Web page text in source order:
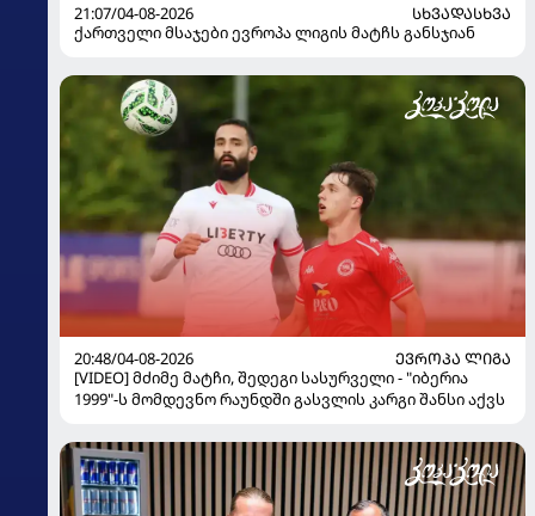
21:07/04-08-2026
ᲡᲮᲕᲐᲓᲐᲡᲮᲕᲐ
ქართველი მსაჯები ევროპა ლიგის მატჩს განსჯიან
20:48/04-08-2026
ᲔᲕᲠᲝᲞᲐ ᲚᲘᲒᲐ
[VIDEO] მძიმე მატჩი, შედეგი სასურველი - "იბერია
1999"-ს მომდევნო რაუნდში გასვლის კარგი შანსი აქვს